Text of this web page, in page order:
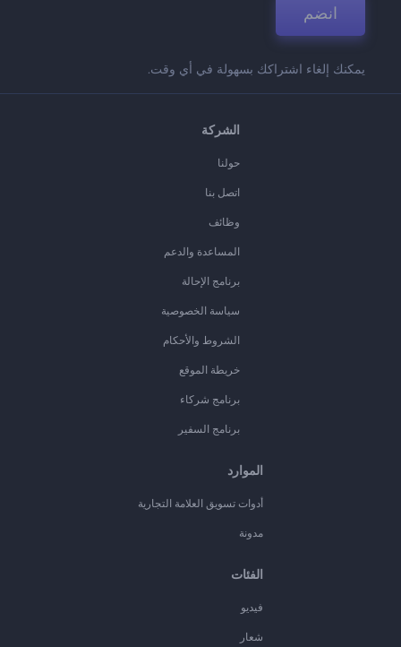
انضم
يمكنك إلغاء اشتراكك بسهولة في أي وقت.
الشركة
حولنا
اتصل بنا
وظائف
المساعدة والدعم
برنامج الإحالة
سياسة الخصوصية
الشروط والأحكام
خريطة الموقع
برنامج شركاء
برنامج السفير
الموارد
أدوات تسويق العلامة التجارية
مدونة
الفئات
فيديو
شعار